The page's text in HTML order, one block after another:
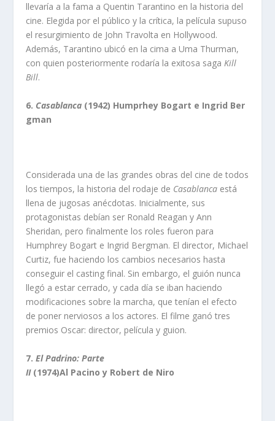
llevaría a la fama a Quentin Tarantino en la historia del
cine. Elegida por el público y la crítica, la película supuso
el resurgimiento de John Travolta en Hollywood.
Además, Tarantino ubicó en la cima a Uma Thurman,
con quien posteriormente rodaría la exitosa sagaKill
Bill.
6. Casablanca (1942) Humprhey Bogart e Ingrid Ber
gman
Considerada una de las grandes obras del cine de todos
los tiempos, la historia del rodaje de Casablanca está
llena de jugosas anécdotas. Inicialmente, sus
protagonistas debían ser Ronald Reagan y Ann
Sheridan, pero finalmente los roles fueron para
Humphrey Bogart e Ingrid Bergman. El director, Michael
Curtiz, fue haciendo los cambios necesarios hasta
conseguir el casting final. Sin embargo, el guión nunca
llegó a estar cerrado, y cada día se iban haciendo
modificaciones sobre la marcha, que tenían el efecto
de poner nerviosos a los actores. El filme ganó tres
premios Oscar: director, película y guion.
7.El Padrino: Parte
II (1974)Al Pacino y Robert de Niro